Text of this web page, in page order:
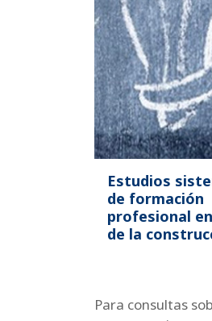
Estudios
de formación
profesional
de la
Para consultas